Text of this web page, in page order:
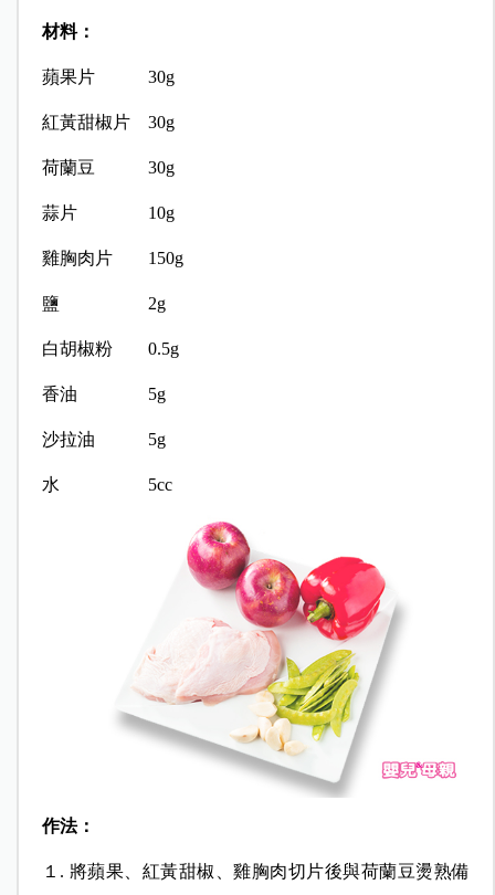
材料：
蘋果片 30g
紅黃甜椒片 30g
荷蘭豆 30g
蒜片 10g
雞胸肉片 150g
鹽 2g
白胡椒粉 0.5g
香油 5g
沙拉油 5g
水 5cc
作法：
１. 將蘋果、紅黃甜椒、雞胸肉切片後與荷蘭豆燙熟備